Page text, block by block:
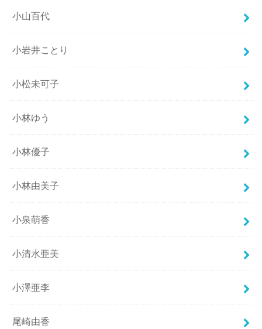
小山百代
小岩井ことり
小松未可子
小林ゆう
小林優子
小林由美子
小泉萌香
小清水亜美
小澤亜李
尾崎由香